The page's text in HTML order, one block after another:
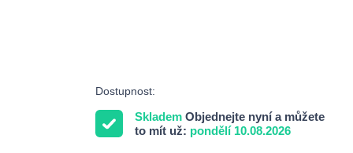
Dostupnost:
Skladem Objednejte nyní a můžete
to mít už: pondělí 10.08.2026